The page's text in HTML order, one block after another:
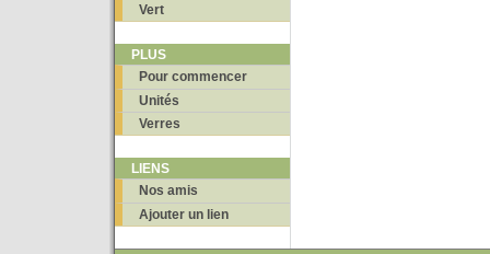
Vert
PLUS
Pour commencer
Unités
Verres
LIENS
Nos amis
Ajouter un lien